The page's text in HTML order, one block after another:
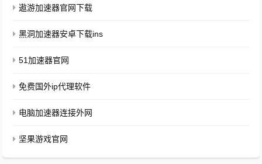
遨游加速器官网下载
黑洞加速器安卓下载ins
51加速器官网
免费国外ip代理软件
电脑加速器连接外网
坚果游戏官网